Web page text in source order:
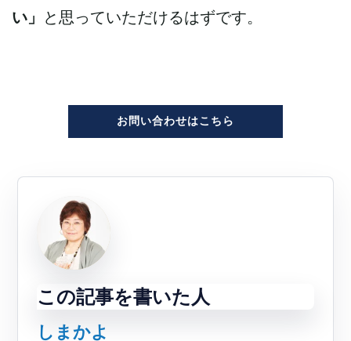
い」
と思っていただけるはずです。
お問い合わせはこちら
この記事を書いた人
しまかよ